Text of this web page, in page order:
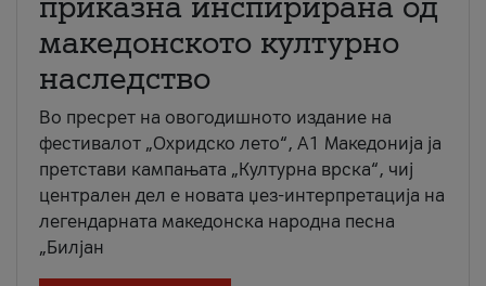
македонското културно
наследство
Во пресрет на овогодишното издание на
фестивалот „Охридско лето“, А1 Македонија ја
претстави кампањата „Културна врска“, чиј
централен дел е новата џез-интерпретација на
легендарната македонска народна песна
„Билјан